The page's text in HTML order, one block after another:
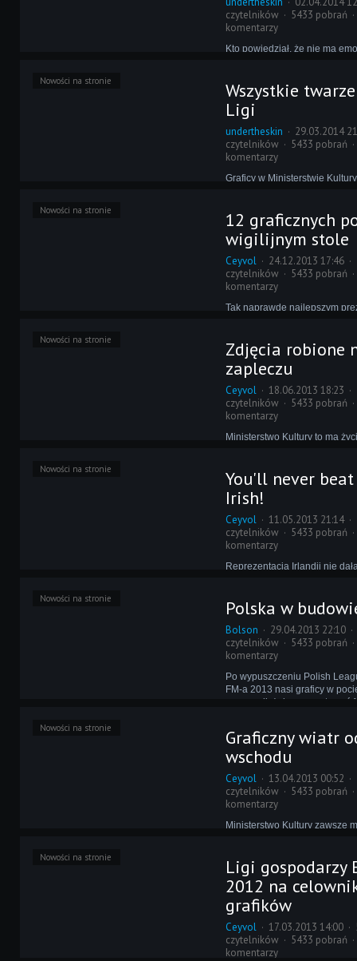
czytelników
5433 pobrań
komentarzy
Kto powiedział, że nie ma
zechcą do nich dołączyć po
historii CM Revolution
Niższych!
Nowości na stronie
Wszystkie
Ligi
undertheskin
29.03.2014
czytelników
5433 pobrań
komentarzy
Graficy w Ministerstwie
a już mamy kolejny, tym
zestaw zdjęć wszystkich
Pierwszej Ligi.
Nowości na stronie
12 graficznych
wigilijnym stole
Ceyvol 24.12.2013 17:46
czytelników
5433 pobrań
komentarzy
Tak naprawdę najlepszym
jak świętować, to świętować -
wieczerzę kondi192 i jego
zadanie przygotować 12
Nowości na stronie
Zdjęcia robione
zapleczu
Ceyvol 18.06.2013 18:23
czytelników
5433 pobrań
komentarzy
Ministerstwo Kultury to ma
kondi192 zwiedził w ten
kolei czerwiec upłynął pod
Andrewa2012 w Niemczech.
Nowości na stronie
You'll never
Irish!
Ceyvol 11.05.2013 21:14
czytelników
5433 pobrań
komentarzy
Reprezentacja Irlandii nie
Irlandczyków należy zaliczyć
najlepszych kibiców na
nie podarować im paczki Cut-
Nowości na stronie Polska w
Bolson
29.04.2013 22:10
czytelników
5433 pobrań
komentarzy
Po wypuszczeniu Polish
FM-a 2013 nasi graficy w
pracowali, żeby przygotować
Nowości na stronie
Graficzny wiatr
wschodu
Ceyvol 13.04.2013 00:52
czytelników
5433 pobrań
komentarzy
Ministerstwo Kultury zawsze
gwiazdy futbolu, fotografują
wycinają. Ostatnio jednak nie
kolorowo - musieli bowiem
II ligi.
Nowości na stronie
Ligi gospodarzy
2012 na
grafików
Ceyvol 17.03.2013 14:00
czytelników
5433 pobrań
komentarzy